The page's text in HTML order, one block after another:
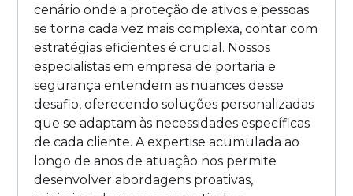
cenário onde a proteção de ativos e pessoas
se torna cada vez mais complexa, contar com
estratégias eficientes é crucial. Nossos
especialistas em empresa de portaria e
segurança entendem as nuances desse
desafio, oferecendo soluções personalizadas
que se adaptam às necessidades específicas
de cada cliente. A expertise acumulada ao
longo de anos de atuação nos permite
desenvolver abordagens proativas,